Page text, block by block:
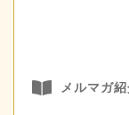
メルマガ